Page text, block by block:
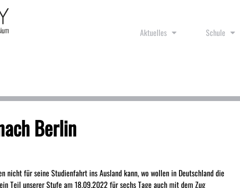
Aktuelles Schule
Berlin
nicht für seine Studienfahrt ins Ausland kann, wo wollen in Deutschland die
Teil unserer Stufe am 18.09.2022 für sechs Tage auch mit dem Zug